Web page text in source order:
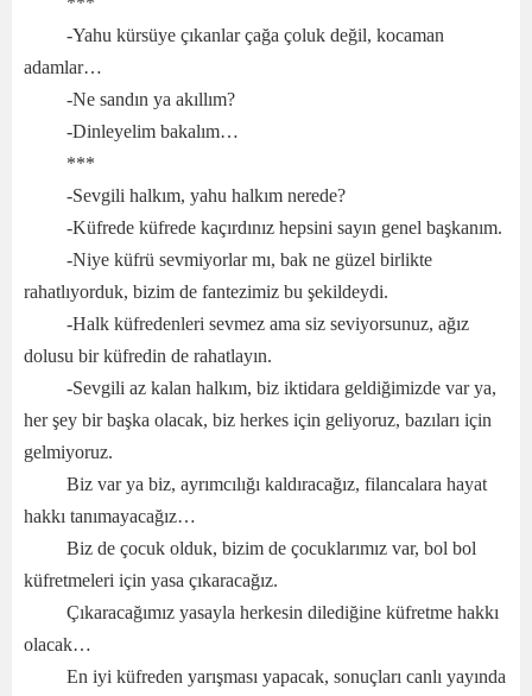
-Yahu kürsüye çıkanlar çağa çoluk değil, kocaman
adamlar…
-Ne sandın ya akıllım?
-Dinleyelim bakalım…
***
-Sevgili halkım, yahu halkım nerede?
-Küfrede küfrede kaçırdınız hepsini sayın genel başkanım.
-Niye küfrü sevmiyorlar mı, bak ne güzel birlikte
rahatlıyorduk, bizim de fantezimiz bu şekildeydi.
-Halk küfredenleri sevmez ama siz seviyorsunuz, ağız
dolusu bir küfredin de rahatlayın.
-Sevgili az kalan halkım, biz iktidara geldiğimizde var ya,
her şey bir başka olacak, biz herkes için geliyoruz, bazıları için
gelmiyoruz.
Biz var ya biz, ayrımcılığı kaldıracağız, filancalara hayat
hakkı tanımayacağız…
Biz de çocuk olduk, bizim de çocuklarımız var, bol bol
küfretmeleri için yasa çıkaracağız.
Çıkaracağımız yasayla herkesin dilediğine küfretme hakkı
olacak…
En iyi küfreden yarışması yapacak, sonuçları canlı yayında